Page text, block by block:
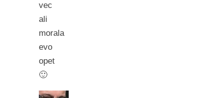
vec
ali
morala
evo
opet
🙂